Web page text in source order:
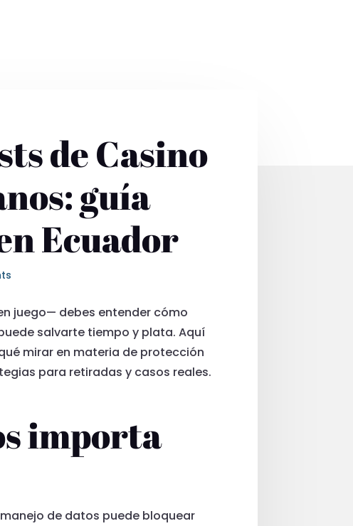
de Casino
guía
Ecuador
juego— debes entender cómo
salvarte tiempo y plata. Aquí
mirar en materia de protección
para retiradas y casos reales.
importa
de datos puede bloquear